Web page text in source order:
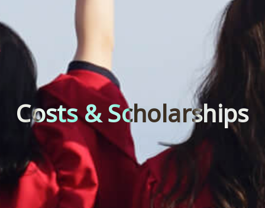
Costs & Scholarships